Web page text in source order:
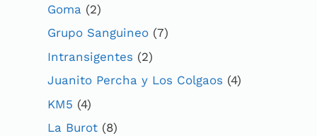
Goma (2)
Grupo Sanguineo (7)
Intransigentes (2)
Juanito Percha y Los Colgaos (4)
KM5 (4)
La Burot (8)